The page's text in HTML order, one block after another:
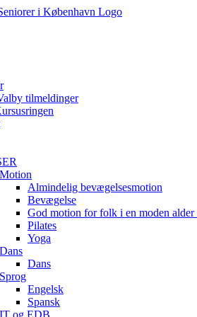
tilmeldinger
Motion
Almindelig bevægelsesmotion
Bevægelse
God motion for folk i en moden
Pilates
Yoga
Dans
Dans
Sprog
Engelsk
Spansk
IT og EDB